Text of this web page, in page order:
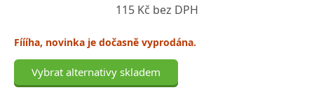
115 Kč bez DPH
Fíííha, novinka je dočasně vyprodána.
Vybrat alternativy skladem